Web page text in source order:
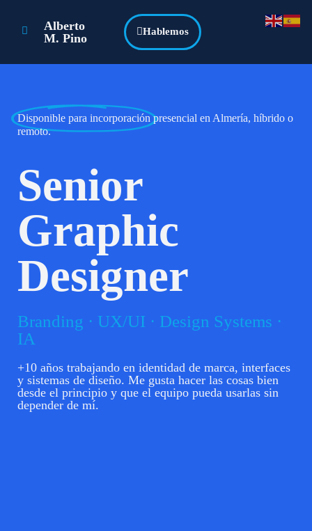
Alberto
M. Pino
Hablemos
Disponible para incorporación presencial en Almería, híbrido o
remoto.
Senior
Graphic
Designer
Branding · UX/UI · Design Systems ·
IA
+10 años trabajando en identidad de marca, interfaces
y sistemas de diseño. Me gusta hacer las cosas bien
desde el principio y que el equipo pueda usarlas sin
depender de mí.